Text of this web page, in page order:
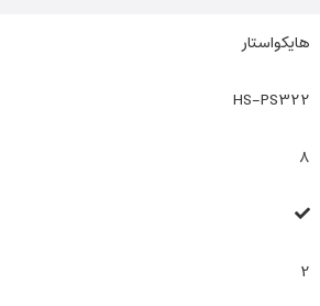
هایکواستار
HS-PS322
8
2